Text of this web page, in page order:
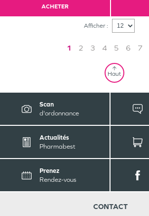
ACHETER
Afficher :
1 2 3 4 5 6 7
Haut
Scan
d'ordonnance
Actualités
Pharmabest
Prenez
Rendez-vous
CONTACT